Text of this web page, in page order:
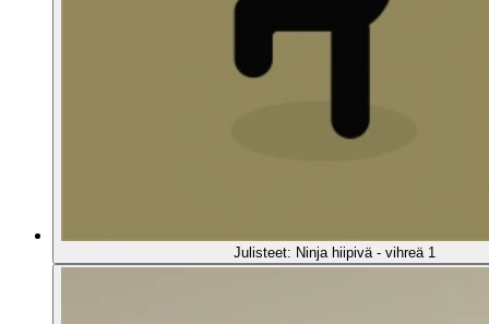
Julisteet: Ninja hiipivä - vihreä 1